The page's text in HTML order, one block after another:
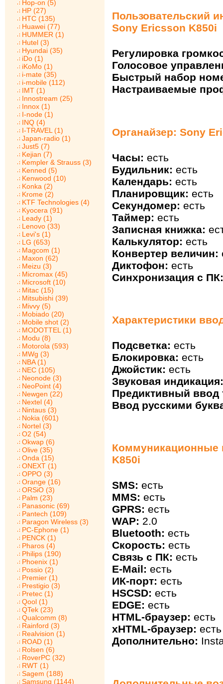
Hop-on (5)
HP (27)
HTC (135)
Huawei (77)
HUMMER (1)
Hutel (3)
Hyundai (35)
iDo (1)
iKoMo (1)
i-mate (35)
i-mobile (112)
IMT (1)
Innostream (25)
Innox (1)
I-node (1)
INQ (4)
I-TRAVEL (1)
Japan-radio (1)
Just5 (7)
Kejian (7)
Kempler & Strauss (3)
Kenned (5)
Kenwood (10)
Konka (2)
Krome (2)
KTF Technologies (4)
Kyocera (91)
Leady (1)
Lenovo (33)
Levi's (1)
LG (653)
Magcom (1)
Maxon (62)
Meizu (3)
Micromax (45)
Microsoft (10)
Mitac (15)
Mitsubishi (39)
Mivvy (5)
Mobiado (20)
Mobile shot (2)
MODOTTEL (1)
Modu (8)
Motorola (593)
MWg (3)
NBA (1)
NEC (105)
Neonode (3)
NeoPoint (4)
Newgen (22)
Nextel (4)
Nintaus (3)
Nokia (601)
Nortel (3)
O2 (54)
Okwap (6)
Olive (35)
Onda (15)
ONEXT (1)
OPPO (3)
Orange (16)
ORSiO (3)
Palm (23)
Panasonic (69)
Pantech (109)
Paragon Wireless (3)
PC-Ephone (1)
PENCK (1)
Pharos (4)
Philips (190)
Phoenix (1)
Possio (2)
Premier (1)
Prestigio (3)
Pretec (1)
Qool (1)
QTek (23)
Qualcomm (8)
Rainford (3)
Realvision (1)
ROAD (1)
Rolsen (6)
RoverPC (32)
RWT (1)
Sagem (188)
Samsung (1144)
Пользовательский
Sony Ericsson K850i
Регулировка
Голосовое
Быстрый набор
Настраиваемые
Органайзер: Sony
Часы: есть
Будильник: есть
Календарь: есть
Планировщик: есть
Секундомер: есть
Таймер: есть
Записная книжка:
Калькулятор: есть
Конвертер величин:
Диктофон: есть
Синхронизация с ПК:
Характеристики
Подсветка: есть
Блокировка: есть
Джойстик: есть
Звуковая индикация:
Предиктивный ввод
Ввод русскими
Коммуникационные
K850i
SMS: есть
MMS: есть
GPRS: есть
WAP: 2.0
Bluetooth: есть
Скорость: есть
Связь с ПК: есть
E-Mail: есть
ИК-порт: есть
HSCSD: есть
EDGE: есть
HTML-браузер: есть
xHTML-браузер: есть
Дополнительно: